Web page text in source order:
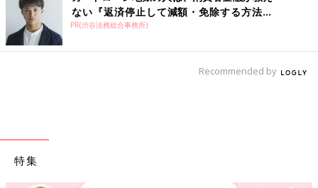
ない『返済停止して減額・免除する方法』
で...
PR(渋谷法務総合事務所)
Recommended by
特集